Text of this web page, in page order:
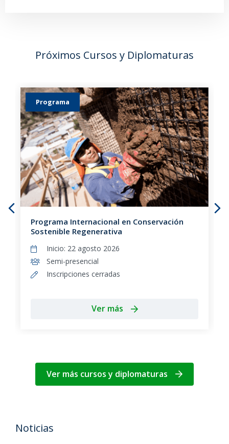
Próximos Cursos y Diplomaturas
Programa
Programa Internacional en Conservación
Sostenible Regenerativa
Inicio: 22 agosto 2026
Semi-presencial
Inscripciones cerradas
Ver más
Ver más cursos y diplomaturas
Noticias